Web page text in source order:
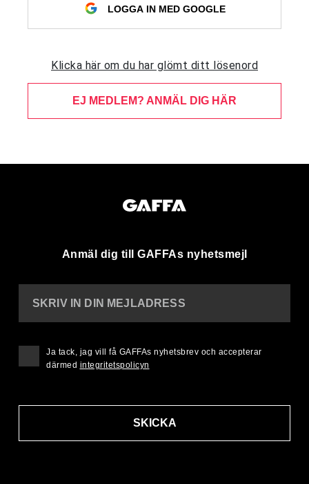
LOGGA IN MED GOOGLE
Klicka här om du har glömt ditt lösenord
EJ MEDLEM? ANMÄL DIG HÄR
Anmäl dig till GAFFAs nyhetsmejl
SKRIV IN DIN MEJLADRESS
SKICKA
Ja tack, jag vill få GAFFAs nyhetsbrev och accepterar
därmed integritetspolicyn